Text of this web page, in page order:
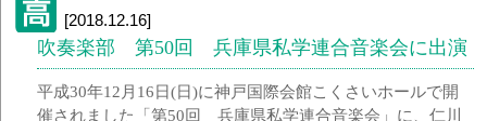
[2018.12.16]
吹奏楽部 第50回 兵庫県私学連合音楽会に出演
平成30年12月16日(日)に神戸国際会館こくさいホールで開
催されました「第50回 兵庫県私学連合音楽会」に、仁川